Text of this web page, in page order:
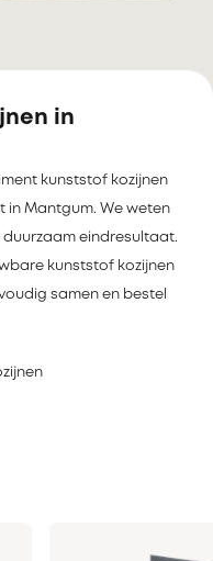
in
kunststof kozijnen
Mantgum. We weten
duurzaam eindresultaat.
kunststof kozijnen
samen en bestel